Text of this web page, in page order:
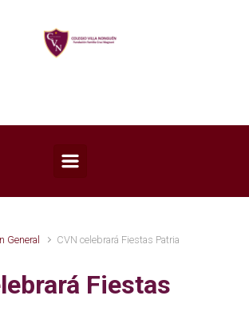
General CVN celebrará Fiestas Patria
Fiestas